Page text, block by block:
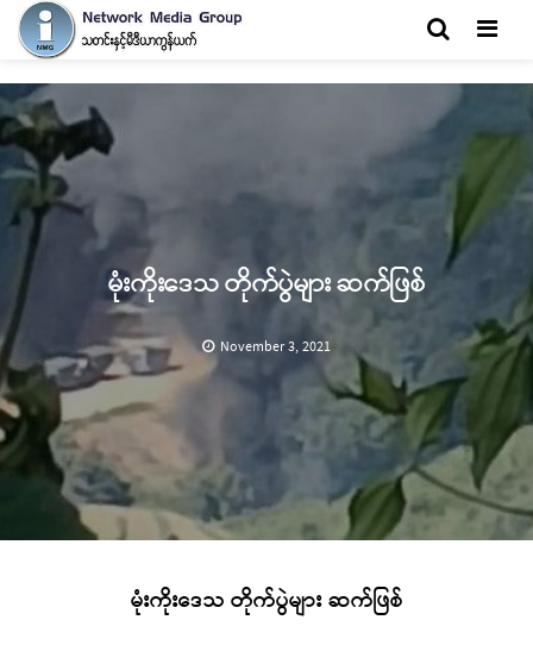
မုံးကိုးဒေသ တိုက်ပွဲများ ဆက်ဖြစ်
November 3, 2021
မုံးကိုးဒေသ တိုက်ပွဲများ ဆက်ဖြစ်